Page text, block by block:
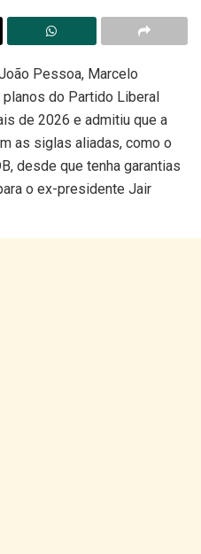
Pessoa, Marcelo
do Partido Liberal
de 2026 e admitiu que a
as siglas aliadas, como o
desde que tenha garantias
o ex-presidente Jair